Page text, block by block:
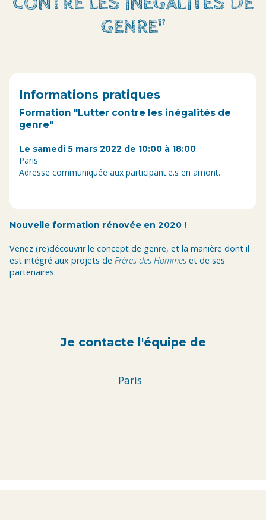
GENRE"
Informations pratiques
Formation "Lutter contre les inégalités de
genre"
Le samedi 5 mars 2022 de 10:00 à 18:00
Paris
Adresse communiquée aux participant.e.s en amont.
Nouvelle formation rénovée en 2020 !
Venez (re)découvrir le concept de genre, et la manière dont il
est intégré aux projets de Frères des Hommes et de ses
partenaires.
Je contacte l'équipe de
Paris